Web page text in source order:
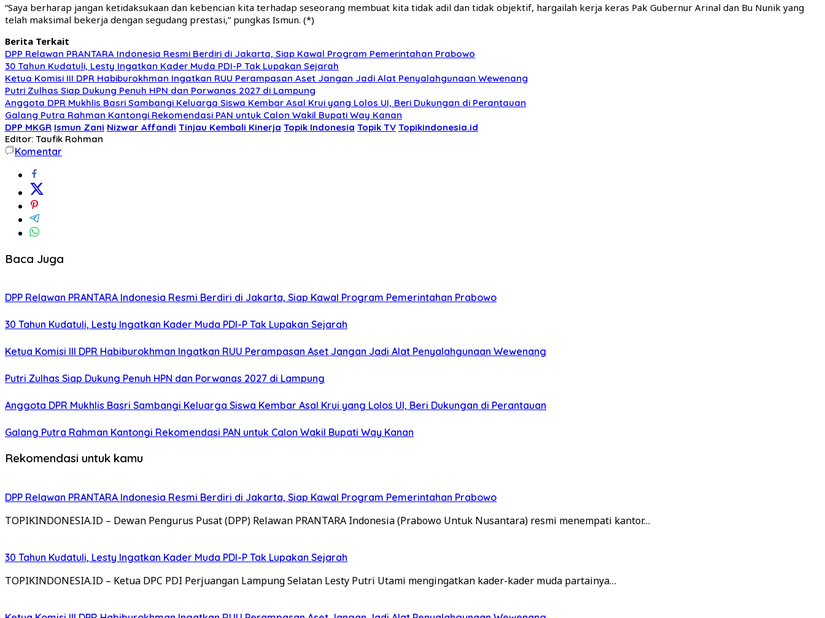
“Saya berharap jangan ketidaksukaan dan kebencian kita terhadap seseorang membuat kita tidak adil dan tidak objektif, hargailah kerja keras Pak Gubernur Arinal dan Bu Nunik yang
telah maksimal bekerja dengan segudang prestasi,” pungkas Ismun. (*)
Berita Terkait
DPP Relawan PRANTARA Indonesia Resmi Berdiri di Jakarta, Siap Kawal Program Pemerintahan Prabowo
30 Tahun Kudatuli, Lesty Ingatkan Kader Muda PDI-P Tak Lupakan Sejarah
Ketua Komisi III DPR Habiburokhman Ingatkan RUU Perampasan Aset Jangan Jadi Alat Penyalahgunaan Wewenang
Putri Zulhas Siap Dukung Penuh HPN dan Porwanas 2027 di Lampung
Anggota DPR Mukhlis Basri Sambangi Keluarga Siswa Kembar Asal Krui yang Lolos UI, Beri Dukungan di Perantauan
Galang Putra Rahman Kantongi Rekomendasi PAN untuk Calon Wakil Bupati Way Kanan
DPP MKGR Ismun Zani Nizwar Affandi Tinjau Kembali Kinerja Topik Indonesia Topik TV Topikindonesia.id
Editor: Taufik Rohman
Komentar
Baca Juga
DPP Relawan PRANTARA Indonesia Resmi Berdiri di Jakarta, Siap Kawal Program Pemerintahan Prabowo
30 Tahun Kudatuli, Lesty Ingatkan Kader Muda PDI-P Tak Lupakan Sejarah
Ketua Komisi III DPR Habiburokhman Ingatkan RUU Perampasan Aset Jangan Jadi Alat Penyalahgunaan Wewenang
Putri Zulhas Siap Dukung Penuh HPN dan Porwanas 2027 di Lampung
Anggota DPR Mukhlis Basri Sambangi Keluarga Siswa Kembar Asal Krui yang Lolos UI, Beri Dukungan di Perantauan
Galang Putra Rahman Kantongi Rekomendasi PAN untuk Calon Wakil Bupati Way Kanan
Rekomendasi untuk kamu
DPP Relawan PRANTARA Indonesia Resmi Berdiri di Jakarta, Siap Kawal Program Pemerintahan Prabowo
TOPIKINDONESIA.ID – Dewan Pengurus Pusat (DPP) Relawan PRANTARA Indonesia (Prabowo Untuk Nusantara) resmi menempati kantor…
30 Tahun Kudatuli, Lesty Ingatkan Kader Muda PDI-P Tak Lupakan Sejarah
TOPIKINDONESIA.ID – Ketua DPC PDI Perjuangan Lampung Selatan Lesty Putri Utami mengingatkan kader-kader muda partainya…